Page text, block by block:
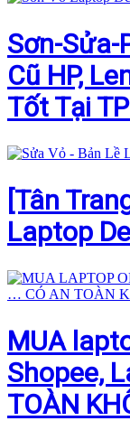
Sơn-Sửa-
Cũ HP,
Tốt Tại
[Tân
Laptop
MUA
Shopee,
TOÀN